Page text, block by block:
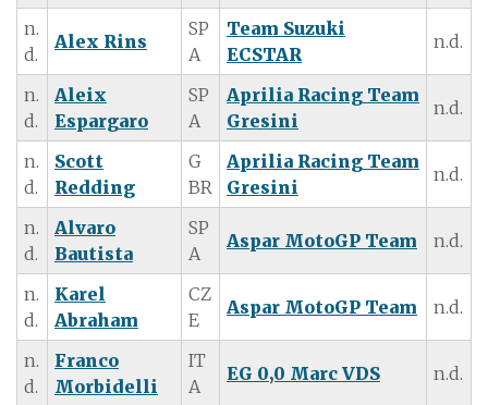
n.
d.
Alex Rins
SP
A
Team Suzuki
ECSTAR
n.d.
n.
d.
Aleix
Espargaro
SP
A
Aprilia Racing Team
Gresini
n.d.
n.
d.
Scott
Redding
G
BR
Aprilia Racing Team
Gresini
n.d.
n.
d.
Alvaro
Bautista
SP
A
Aspar MotoGP Team n.d.
n.
d.
Karel
Abraham
CZ
E
Aspar MotoGP Team n.d.
n.
d.
Franco
Morbidelli
IT
A
EG 0,0 Marc VDS n.d.